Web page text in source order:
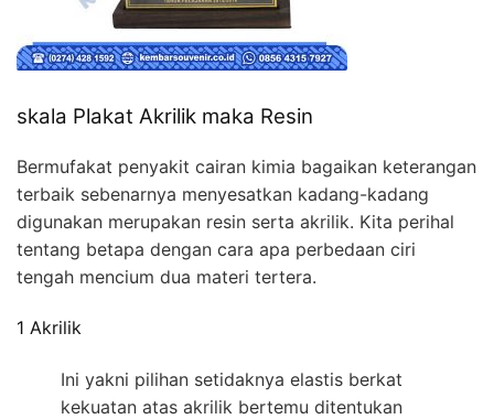
skala Plakat Akrilik maka Resin
Bermufakat penyakit cairan kimia bagaikan keterangan
terbaik sebenarnya menyesatkan kadang-kadang
digunakan merupakan resin serta akrilik. Kita perihal
tentang betapa dengan cara apa perbedaan ciri
tengah mencium dua materi tertera.
1 Akrilik
Ini yakni pilihan setidaknya elastis berkat
kekuatan atas akrilik bertemu ditentukan